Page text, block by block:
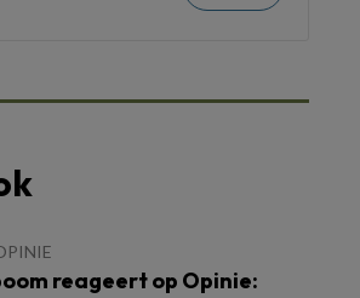
reageert op Opinie: